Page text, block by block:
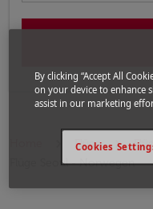
Flüge
Flüge Seoul - Norwegen
By clicking “Accept All
on your device to enhance
assist in our marketing
Cookies